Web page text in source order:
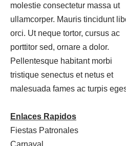
molestie consectetur massa ut
ullamcorper. Mauris tincidunt
orci. Ut neque tortor, cursus ac
porttitor sed, ornare a dolor.
Pellentesque habitant morbi
tristique senectus et netus et
malesuada fames ac turpis
Enlaces Rapidos
Fiestas Patronales
Carnaval